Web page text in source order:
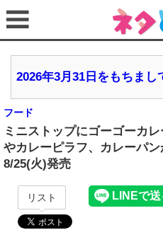
2026年3月31日をもちま
フード
ミニストップにゴーゴーカ
やカレーピラフ、カレーパ
8/25(火)発売
リスト